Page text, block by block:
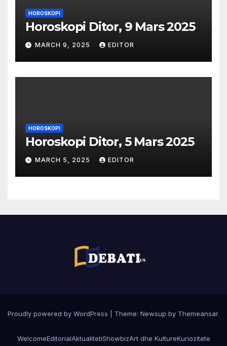
HOROSKOPI
Horoskopi Ditor, 9 Mars 2025
MARCH 9, 2025 EDITOR
HOROSKOPI
Horoskopi Ditor, 5 Mars 2025
MARCH 5, 2025 EDITOR
Proudly powered by WordPress Theme: Newsup by Themeansar.
WelcomeEditorialAktualitetiShowbizArt dhe KultureKuriozitete